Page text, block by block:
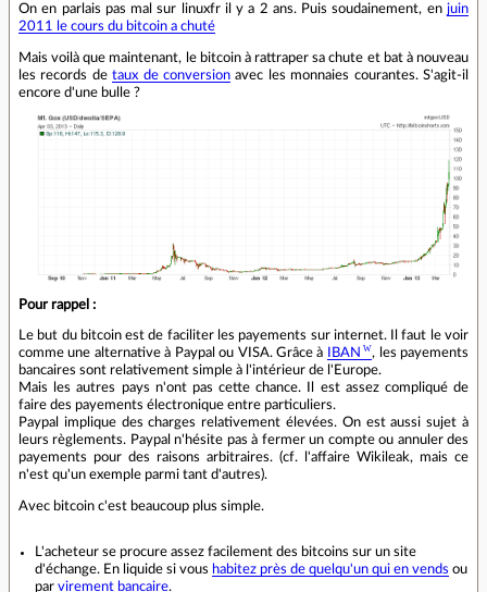
On en parlais pas mal sur linuxfr il y a 2 ans. Puis soudainement, en juin
2011 le cours du bitcoin a chuté
Mais voilà que maintenant, le bitcoin à rattraper sa chute et bat à nouveau
les records detaux de conversion avec les monnaies courantes. S'agit-il
encore d'une bulle ?
Pour rappel :
Le but du bitcoin est de faciliter les payements sur internet. Il faut le voir
comme une alternative à Paypal ou VISA. Grâce à
IBAN
, les payements
bancaires sont relativement simple à l'intérieur de l'Europe.
Mais les autres pays n'ont pas cette chance. Il est assez compliqué de
faire des payements électronique entre particuliers.
Paypal implique des charges relativement élevées. On est aussi sujet à
leurs règlements. Paypal n'hésite pas à fermer un compte ou annuler des
payements pour des raisons arbitraires. (cf. l'affaire Wikileak, mais ce
n'est qu'un exemple parmi tant d'autres).
Avec bitcoin c'est beaucoup plus simple.
L'acheteur se procure assez facilement des bitcoins sur un site
d'échange. En liquide si vous habitez près de quelqu'un qui en vends ou
par virement bancaire.